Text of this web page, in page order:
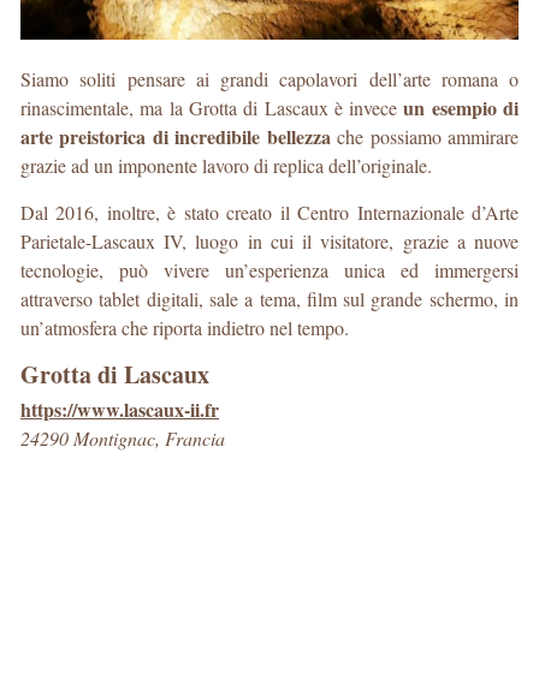
Siamo soliti pensare ai grandi capolavori dell’arte romana o
rinascimentale, ma la Grotta di Lascaux è inveceun esempio di
arte preistorica di incredibile bellezza che possiamo ammirare
grazie ad un imponente lavoro di replica dell’originale.
Dal 2016, inoltre, è stato creato il Centro Internazionale d’Arte
Parietale-Lascaux IV, luogo in cui il visitatore, grazie a nuove
tecnologie, può vivere un’esperienza unica ed immergersi
attraverso tablet digitali, sale a tema, film sul grande schermo, in
un’atmosfera che riporta indietro nel tempo.
Grotta di Lascaux
https://www.lascaux-ii.fr
24290 Montignac, Francia